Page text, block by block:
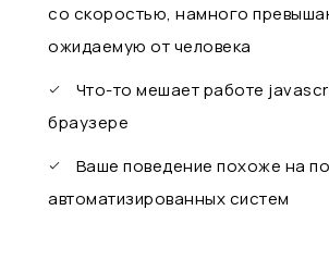
со скоростью, намного
ожидаемую от человека
Что-то мешает работе
браузере
Ваше поведение похоже на
автоматизированных систем